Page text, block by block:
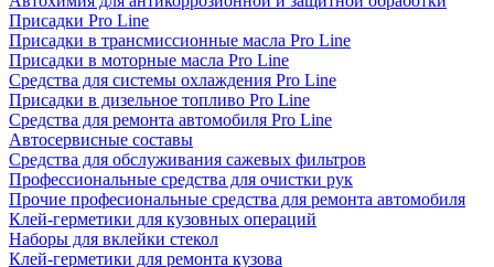
Присадки Pro Line
Присадки в трансмиссионные масла Pro Line
Присадки в моторные масла Pro Line
Средства для системы охлаждения Pro Line
Присадки в дизельное топливо Pro Line
Средства для ремонта автомобиля Pro Line
Автосервисные составы
Средства для обслуживания сажевых фильтров
Профессиональные средства для очистки рук
Прочие професиональные средства для ремонта автомобиля
Клей-герметики для кузовных операций
Наборы для вклейки стекол
Клей-герметики для ремонта кузова